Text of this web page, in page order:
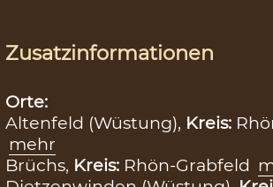
Zusatzinformationen
Orte:
Altenfeld (Wüstung), Kreis:
mehr
Brüchs, Kreis: Rhön-Grabfeld